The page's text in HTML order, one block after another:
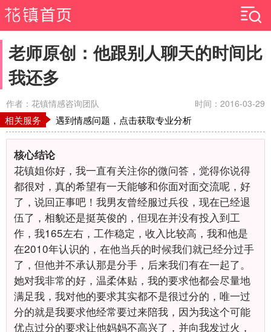
老师原创：他跟别人聊天的时间比
我还多
作者：花镇情感咨询团队 时间：2016-03-29
相关服务 遇到情感问题，点击获取专业分析
核心结论
花镇姐你好，我一直有关注你的微问答，觉得你说得
都很对，真的希望有一天能够和你面对面交流呢，好
了，说回正事吧！我男友曾经服过兵役，现在已经退
伍了，相貌还是挺英俊的，但现在并没有投入到工
作，我165左右，工作稳定，收入比较高，我和他是
在2010年认识的，在他当兵的时候我们就已经分过手
了，但他并不承认那是分手，后来我们有在一起了。
她对我非常的好，温柔体贴，我的要求他都会尽量地
满足我，我对他的要求其实都不是很过分的，唯一过
分的就是我要求他经常要过来陪我，因为我这个可能
优点过分的要求让他妈妈不高兴了，并向我发过火，